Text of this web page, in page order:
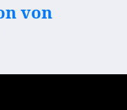
von